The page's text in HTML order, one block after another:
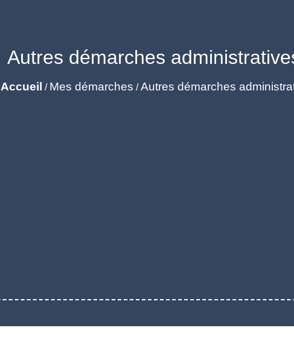
Autres démarches
Accueil / Mes démarches /Autres démarches